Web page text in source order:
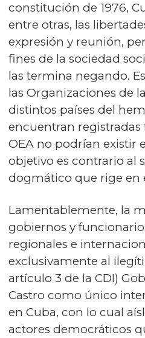
constitución de 1976,
entre otras, las
expresión y reunión,
fines de la sociedad
las termina negando.
las Organizaciones de
distintos países del
encuentran
OEA no podrían existir
objetivo es contrario al
dogmático que rige en
Lamentablemente, la
gobiernos y
regionales e
exclusivamente al
artículo 3 de la CDI)
Castro como único
en Cuba, con lo cual
actores democráticos